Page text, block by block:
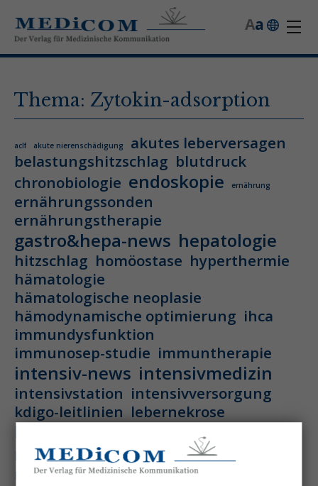
a
A
Thema: Zytokin-adsorption
aclf akute nierenschädigung
akutes leberversagen
belastungshitzschlag blutdruck
chronobiologie endoskopie ernährung
ernährungssonden
ernährungstherapie
gastro&hepa-news hepatologie
hitzschlag homöostase hyperthermie
hämatologie
hämatologische neoplasie
hämodynamische optimierung ihca
immundysfunktion
immunosep-studie immuntherapie
intensiv-news intensivmedizin
intensivstation intensivversorgung
kdigo-leitlinien lebernekrose
leberzirrhose mangelernährung
masld metabolische lebererkrankung mikrobiom
multiples myelom nasogastrale sonde